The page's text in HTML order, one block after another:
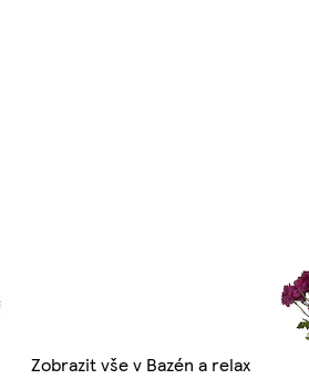
Zobrazit vše v Bazén a relax